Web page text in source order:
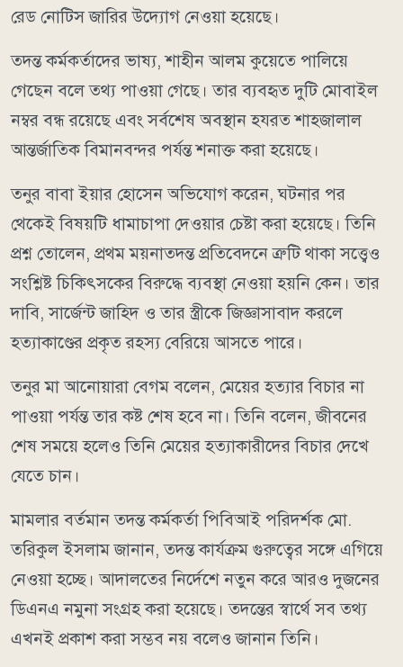
রেড নোটিস জারির উদ্যোগ নেওয়া হয়েছে।
তদন্ত কর্মকর্তাদের ভাষ্য, শাহীন আলম কুয়েতে পালিয়ে
গেছেন বলে তথ্য পাওয়া গেছে। তার ব্যবহৃত দুটি মোবাইল
নম্বর বন্ধ রয়েছে এবং সর্বশেষ অবস্থান হযরত শাহজালাল
আন্তর্জাতিক বিমানবন্দর পর্যন্ত শনাক্ত করা হয়েছে।
তনুর বাবা ইয়ার হোসেন অভিযোগ করেন, ঘটনার পর
থেকেই বিষয়টি ধামাচাপা দেওয়ার চেষ্টা করা হয়েছে। তিনি
প্রশ্ন তোলেন, প্রথম ময়নাতদন্ত প্রতিবেদনে ত্রুটি থাকা সত্ত্বেও
সংশ্লিষ্ট চিকিৎসকের বিরুদ্ধে ব্যবস্থা নেওয়া হয়নি কেন। তার
দাবি, সার্জেন্ট জাহিদ ও তার স্ত্রীকে জিজ্ঞাসাবাদ করলে
হত্যাকাণ্ডের প্রকৃত রহস্য বেরিয়ে আসতে পারে।
তনুর মা আনোয়ারা বেগম বলেন, মেয়ের হত্যার বিচার না
পাওয়া পর্যন্ত তার কষ্ট শেষ হবে না। তিনি বলেন, জীবনের
শেষ সময়ে হলেও তিনি মেয়ের হত্যাকারীদের বিচার দেখে
যেতে চান।
মামলার বর্তমান তদন্ত কর্মকর্তা পিবিআই পরিদর্শক মো.
তরিকুল ইসলাম জানান, তদন্ত কার্যক্রম গুরুত্বের সঙ্গে এগিয়ে
নেওয়া হচ্ছে। আদালতের নির্দেশে নতুন করে আরও দুজনের
ডিএনএ নমুনা সংগ্রহ করা হয়েছে। তদন্তের স্বার্থে সব তথ্য
এখনই প্রকাশ করা সম্ভব নয় বলেও জানান তিনি।